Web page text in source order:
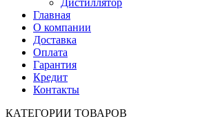
Дистиллятор
Главная
О компании
Доставка
Оплата
Гарантия
Кредит
Контакты
КАТЕГОРИИ ТОВАРОВ